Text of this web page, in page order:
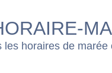
les horaires de marée